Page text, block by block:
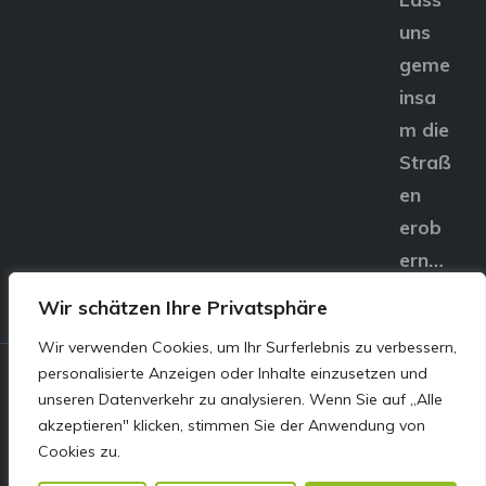
Wir schätzen Ihre Privatsphäre
Wir verwenden Cookies, um Ihr Surferlebnis zu verbessern,
personalisierte Anzeigen oder Inhalte einzusetzen und
unseren Datenverkehr zu analysieren. Wenn Sie auf „Alle
akzeptieren" klicken, stimmen Sie der Anwendung von
Cookies zu.
uns
geme
insa
m die
Straß
en
erob
ern…
© E&S Motors GmbH,
Linzer Straße 83 4240
Freistadt